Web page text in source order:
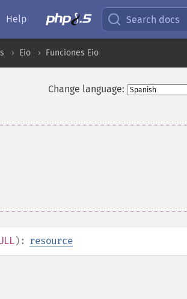
Help Search docs
Eio Funciones Eio
Change language:
): resource